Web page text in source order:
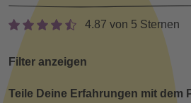
4.87 von 5 Sternen
Filter anzeigen
Teile Deine Erfahrungen mit dem